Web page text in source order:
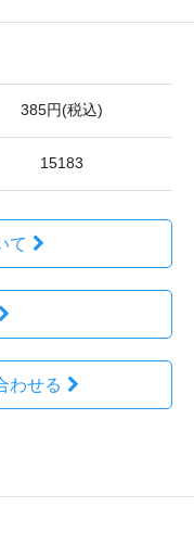
385円(税込)
15183
て
わせる